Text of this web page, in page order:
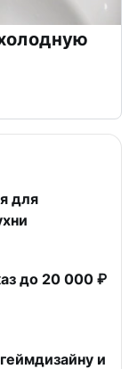
для
до 20 000 ₽
и